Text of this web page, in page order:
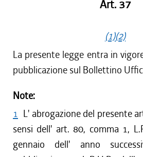
Art. 37
(1)(2)
La presente legge entra in
pubblicazione sul Bollettino
Note:
1 L' abrogazione del presente
sensi dell' art. 80, comma 1,
gennaio dell' anno